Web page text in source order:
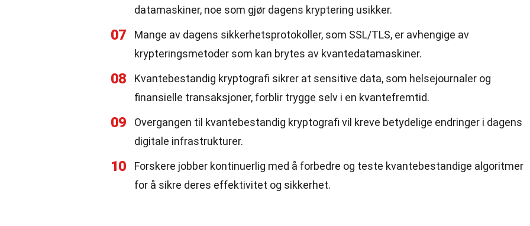
datamaskiner, noe som gjør dagens kryptering usikker.
07
Mange av dagens sikkerhetsprotokoller, som SSL/TLS, er avhengige av
krypteringsmetoder som kan brytes av kvantedatamaskiner.
08
Kvantebestandig kryptografi sikrer at sensitive data, som helsejournaler og
finansielle transaksjoner, forblir trygge selv i en kvantefremtid.
09
Overgangen til kvantebestandig kryptografi vil kreve betydelige endringer i dagens
digitale infrastrukturer.
10
Forskere jobber kontinuerlig med å forbedre og teste kvantebestandige algoritmer
for å sikre deres effektivitet og sikkerhet.